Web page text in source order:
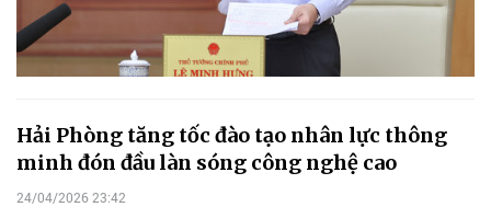
Hải Phòng tăng tốc đào tạo nhân lực thông
minh đón đầu làn sóng công nghệ cao
24/04/2026 23:42